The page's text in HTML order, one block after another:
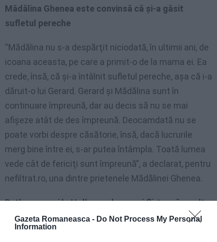
Gazeta Romaneasca - Do Not Process My Personal
Information
Mădălina Ghenea este convinsă că şi-a găsit
sufletul pereche
“Mădălina nu s-a despărţit niciodată, în ultimii ani, de
icoana aceasta, pe care a primit-o de la mama ei. Ea
crede, însă, că şi-a întâlnit sufletul pereche, aşa că i-a
dăruit-o lui Gerard. Gerard şi Mădălina sunt în
continuare împreună, dar au decis să nu se mai
afişeze atât de des împreună. Deocamdată nu se
poate vorbi despre căsătorie, însă, dacă lucrurile
merg bine între ei, s-ar putea întâmpla. Toată lumea
vede cât de fericiţi sunt împreună”, a declarat, pentru
nefiltrat.ro, una dintre prietenele Mădălinei Ghenea.
Butler, un crai la Hollywood, nu mai flirtează cu alte
femei